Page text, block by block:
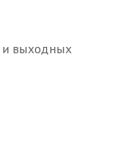
выходных